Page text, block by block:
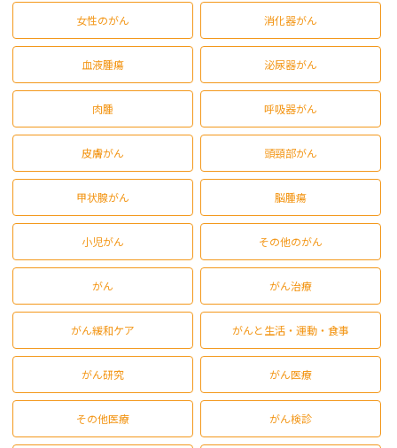
女性のがん 消化器がん
血液腫瘍 泌尿器がん
肉腫 呼吸器がん
皮膚がん 頭頸部がん
甲状腺がん 脳腫瘍
小児がん その他のがん
がん がん治療
がん緩和ケア がんと生活・運動・食事
がん研究 がん医療
その他医療 がん検診